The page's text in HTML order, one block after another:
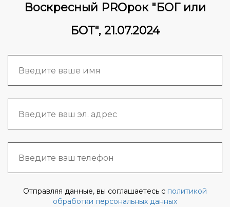
Воскресный PROрок "БОГ или
БОТ", 21.07.2024
Отправляя данные, вы соглашаетесь с политикой
обработки персональных данных